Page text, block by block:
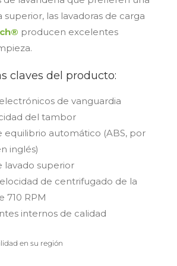
las lavadoras de carga
producen excelentes
claves del producto:
de vanguardia
del tambor
equilibrio automático (ABS, por
inglés)
lavado superior
de centrifugado de la
710 RPM
internos de calidad
en su región